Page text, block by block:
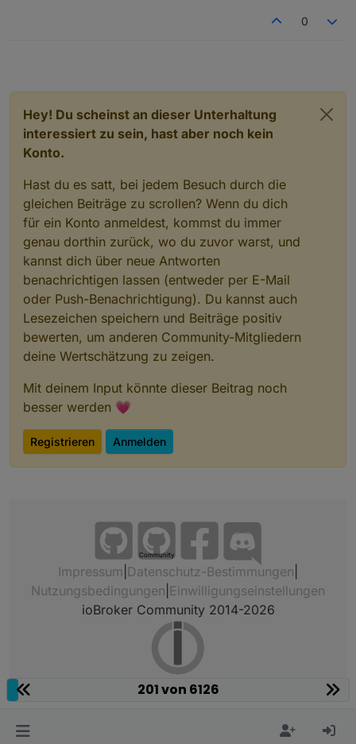
0
Hey! Du scheinst an dieser Unterhaltung
interessiert zu sein, hast aber noch kein
Konto.
Hast du es satt, bei jedem Besuch durch die
gleichen Beiträge zu scrollen? Wenn du dich
für ein Konto anmeldest, kommst du immer
genau dorthin zurück, wo du zuvor warst, und
kannst dich über neue Antworten
benachrichtigen lassen (entweder per E-Mail
oder Push-Benachrichtigung). Du kannst auch
Lesezeichen speichern und Beiträge positiv
bewerten, um anderen Community-Mitgliedern
deine Wertschätzung zu zeigen.
Mit deinem Input könnte dieser Beitrag noch
besser werden 💗
Registrieren Anmelden
Community
Impressum Datenschutz-Bestimmungen
Nutzungsbedingungen Einwilligungseinstellungen
ioBroker Community 2014-2026
201 von 6126